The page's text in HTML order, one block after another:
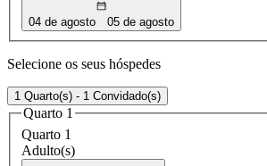
04 de agosto 05 de agosto
Selecione os seus hóspedes
1 Quarto(s) - 1 Convidado(s)
Quarto 1
Quarto 1
Adulto(s)